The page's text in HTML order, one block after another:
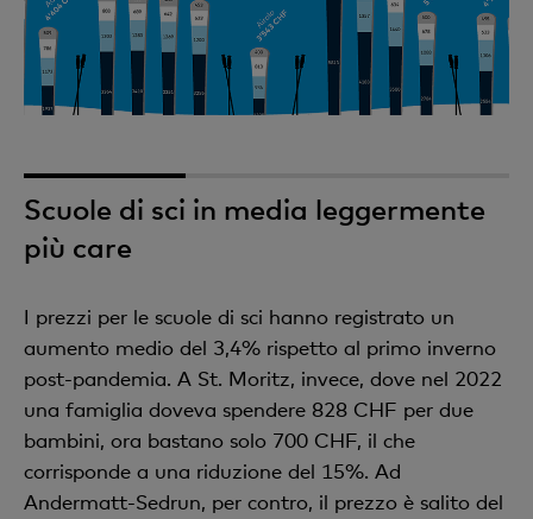
1
Scuole di sci in media leggermente
più care
I prezzi per le scuole di sci hanno registrato un
aumento medio del 3,4% rispetto al primo inverno
post-pandemia. A St. Moritz, invece, dove nel 2022
una famiglia doveva spendere 828 CHF per due
bambini, ora bastano solo 700 CHF, il che
corrisponde a una riduzione del 15%. Ad
Andermatt-Sedrun, per contro, il prezzo è salito del